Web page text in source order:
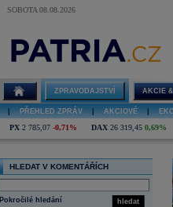
SOBOTA 08.08.2026
ZPRAVODAJSTVÍ AKCIE
PŘEHLED ZPRÁV AKCIOVÉ
PX 2 785,07 -0,71% DAX 26 319,45 0,69%
HLEDAT V KOMENTÁŘÍCH
hledat
Pokročilé hledání